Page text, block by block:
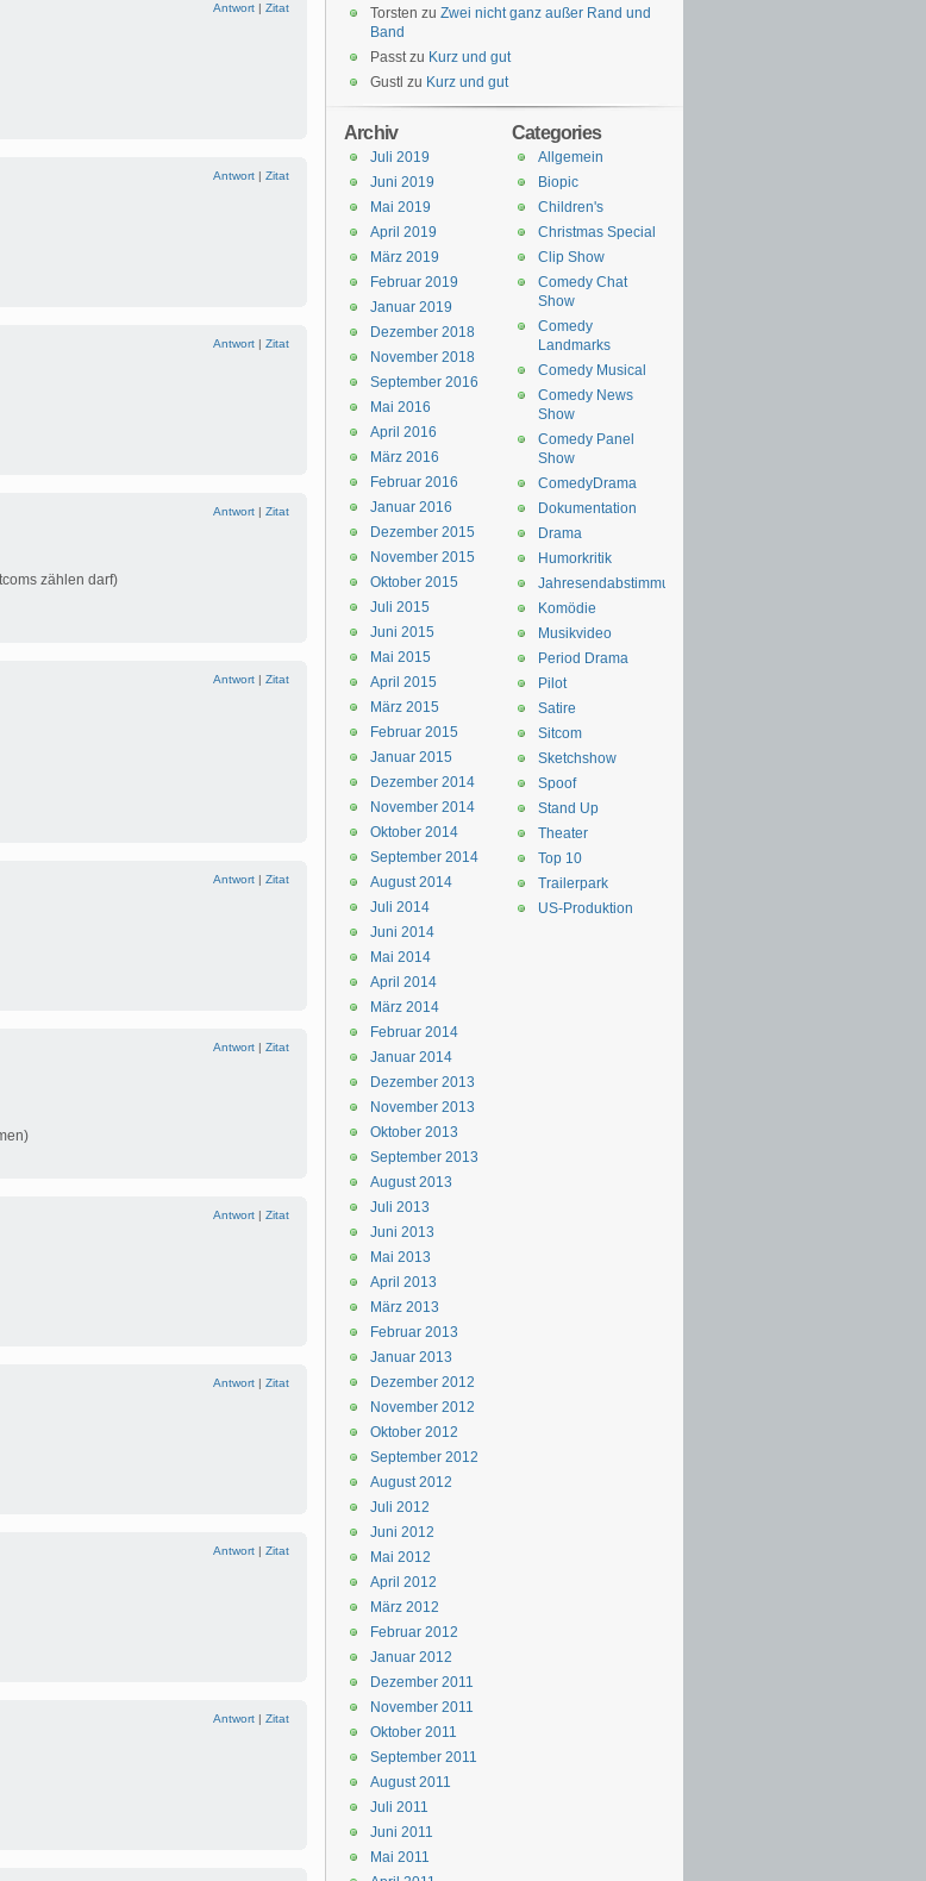
Antwort | Zitat
Antwort | Zitat
Antwort | Zitat
Antwort | Zitat
zählen darf)
Antwort | Zitat
Antwort | Zitat
Antwort | Zitat
Antwort | Zitat
Antwort | Zitat
Antwort | Zitat
Antwort | Zitat
Torsten zu Zwei nicht ganz außer Rand und
Band
Passtzu Kurz und gut
Gustl zu Kurz und gut
Categories
Allgemein
Biopic
Children's
Christmas Special
Clip Show
Comedy Chat
Show
Comedy
Landmarks
Comedy Musical
Comedy News
Show
Comedy Panel
Show
ComedyDrama
Dokumentation
Drama
Humorkritik
Jahresendabstimmung
Komödie
Musikvideo
Period Drama
Pilot
Satire
Sitcom
Sketchshow
Spoof
Stand Up
Theater
Top 10
Trailerpark
US-Produktion
Archiv
Juli 2019
Juni 2019
Mai 2019
April 2019
März 2019
Februar 2019
Januar 2019
Dezember 2018
November 2018
September 2016
Mai 2016
April 2016
März 2016
Februar 2016
Januar 2016
Dezember 2015
November 2015
Oktober 2015
Juli 2015
Juni 2015
Mai 2015
April 2015
März 2015
Februar 2015
Januar 2015
Dezember 2014
November 2014
Oktober 2014
September 2014
August 2014
Juli 2014
Juni 2014
Mai 2014
April 2014
März 2014
Februar 2014
Januar 2014
Dezember 2013
November 2013
Oktober 2013
September 2013
August 2013
Juli 2013
Juni 2013
Mai 2013
April 2013
März 2013
Februar 2013
Januar 2013
Dezember 2012
November 2012
Oktober 2012
September 2012
August 2012
Juli 2012
Juni 2012
Mai 2012
April 2012
März 2012
Februar 2012
Januar 2012
Dezember 2011
November 2011
Oktober 2011
September 2011
August 2011
Juli 2011
Juni 2011
Mai 2011